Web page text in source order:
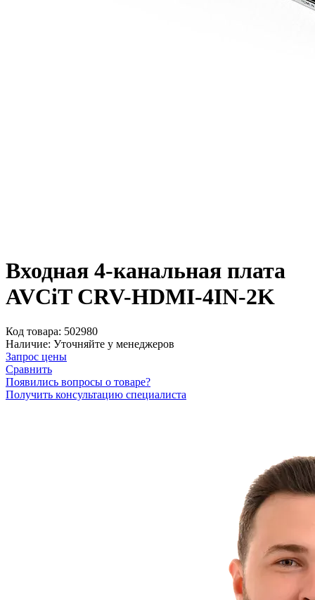
Входная 4-канальная плата
AVCiT CRV-HDMI-4IN-2K
Код товара: 502980
Наличие: Уточняйте у менеджеров
Запрос цены
Сравнить
Появились вопросы о товаре?
Получить консультацию специалиста